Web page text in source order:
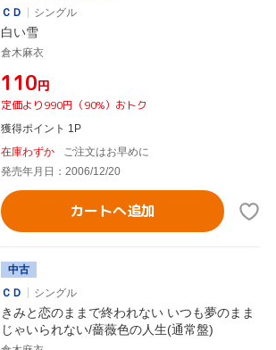
ＣＤ
シングル
白い雪
倉木麻衣
¥110円
定価より990円（90%）おトク
獲得ポイント 1P
在庫わずか
ご注文はお早めに
発売年月日：2006/12/20
カートへ追加
中古
ＣＤ
シングル
きみと恋のままで終われない いつも夢のまま
じゃいられない/薔薇色の人生(通常盤)